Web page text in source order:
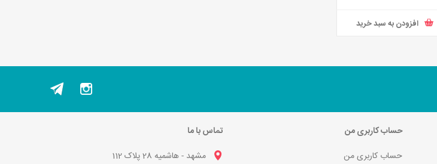
افزودن به سبد خرید
حساب کاربری من
حساب کاربری من
تماس با ما
مشهد - هاشمیه 28 پلاک 112